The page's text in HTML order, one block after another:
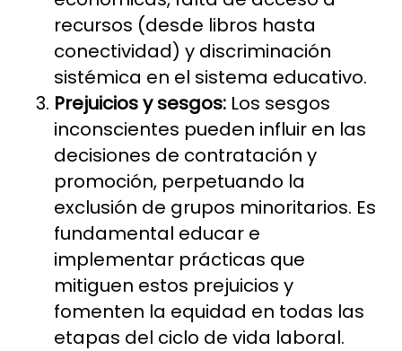
recursos (desde libros hasta
conectividad) y discriminación
sistémica en el sistema educativo.
Prejuicios y sesgos: Los sesgos
inconscientes pueden influir en las
decisiones de contratación y
promoción, perpetuando la
exclusión de grupos minoritarios. Es
fundamental educar e
implementar prácticas que
mitiguen estos prejuicios y
fomenten la equidad en todas las
etapas del ciclo de vida laboral.